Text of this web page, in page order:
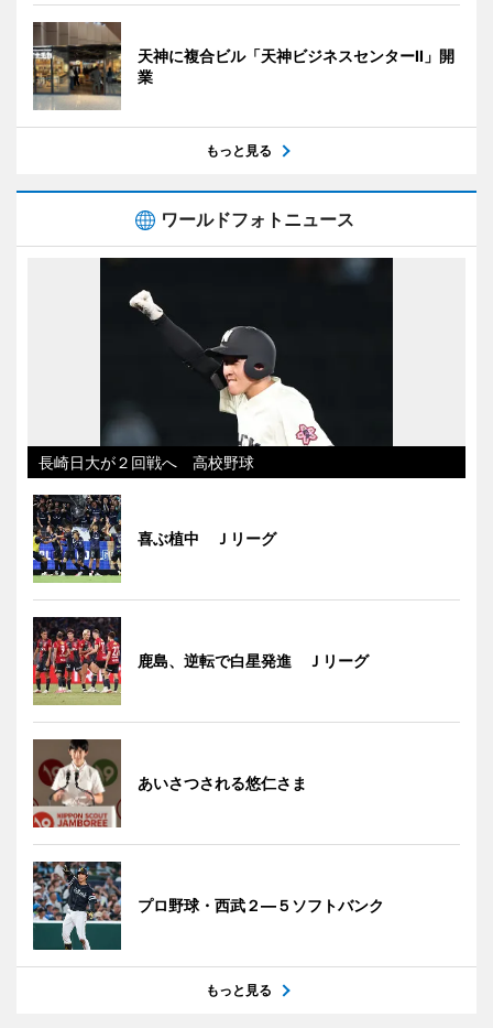
天神に複合ビル「天神ビジネスセンターII」開
業
もっと見る
ワールドフォトニュース
長崎日大が２回戦へ 高校野球
喜ぶ植中 Ｊリーグ
鹿島、逆転で白星発進 Ｊリーグ
あいさつされる悠仁さま
プロ野球・西武２―５ソフトバンク
もっと見る